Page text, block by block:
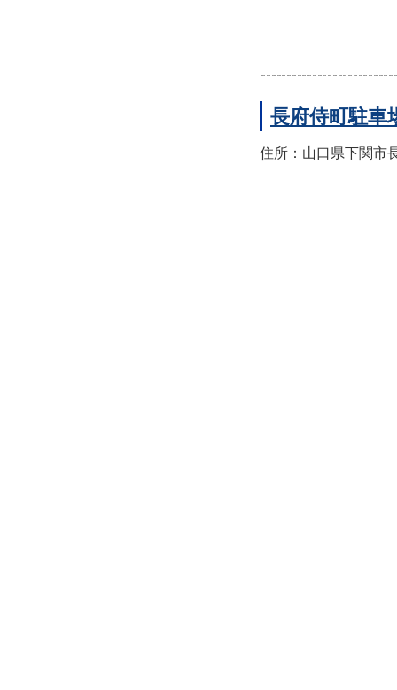
長府侍町駐車
住所：山口県下関市